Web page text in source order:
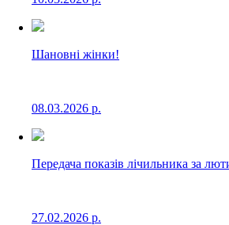
Шановні жінки!
08.03.2026 р.
Передача показів лічильника за
27.02.2026 р.